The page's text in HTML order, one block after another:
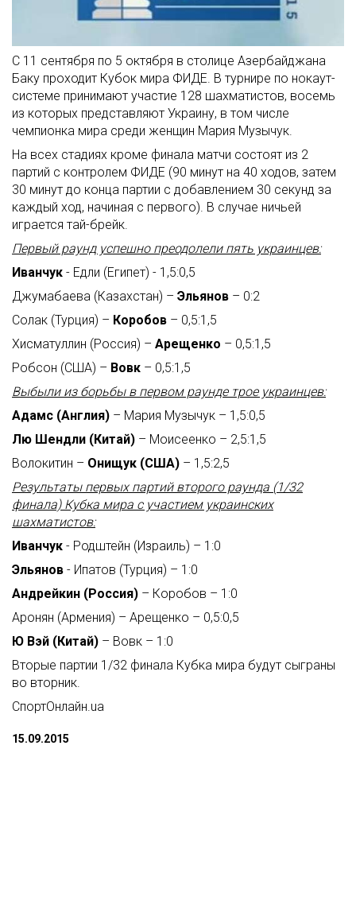
С 11 сентября по 5 октября в столице Азербайджана
Баку проходит Кубок мира ФИДЕ. В турнире по нокаут-
системе принимают участие 128 шахматистов, восемь
из которых представляют Украину, в том числе
чемпионка мира среди женщин Мария Музычук.
На всех стадиях кроме финала матчи состоят из 2
партий с контролем ФИДЕ (90 минут на 40 ходов, затем
30 минут до конца партии с добавлением 30 секунд за
каждый ход, начиная с первого). В случае ничьей
играется тай-брейк.
Первый раунд успешно преодолели пять украинцев:
Иванчук - Едли (Египет) - 1,5:0,5
Джумабаева (Казахстан) – Эльянов – 0:2
Солак (Турция) – Коробов – 0,5:1,5
Хисматуллин (Россия) – Арещенко – 0,5:1,5
Робсон (США) – Вовк – 0,5:1,5
Выбыли из борьбы в первом раунде трое украинцев:
Адамс (Англия) – Мария Музычук – 1,5:0,5
Лю Шендли (Китай) – Моисеенко – 2,5:1,5
Волокитин – Онищук (США) – 1,5:2,5
Результаты первых партий второго раунда (1/32
финала) Кубка мира с участием украинских
шахматистов:
Иванчук - Родштейн (Израиль) – 1:0
Эльянов - Ипатов (Турция) – 1:0
Андрейкин (Россия) – Коробов – 1:0
Аронян (Армения) – Арещенко – 0,5:0,5
Ю Вэй (Китай) – Вовк – 1:0
Вторые партии 1/32 финала Кубка мира будут сыграны
во вторник.
СпортОнлайн.ua
15.09.2015